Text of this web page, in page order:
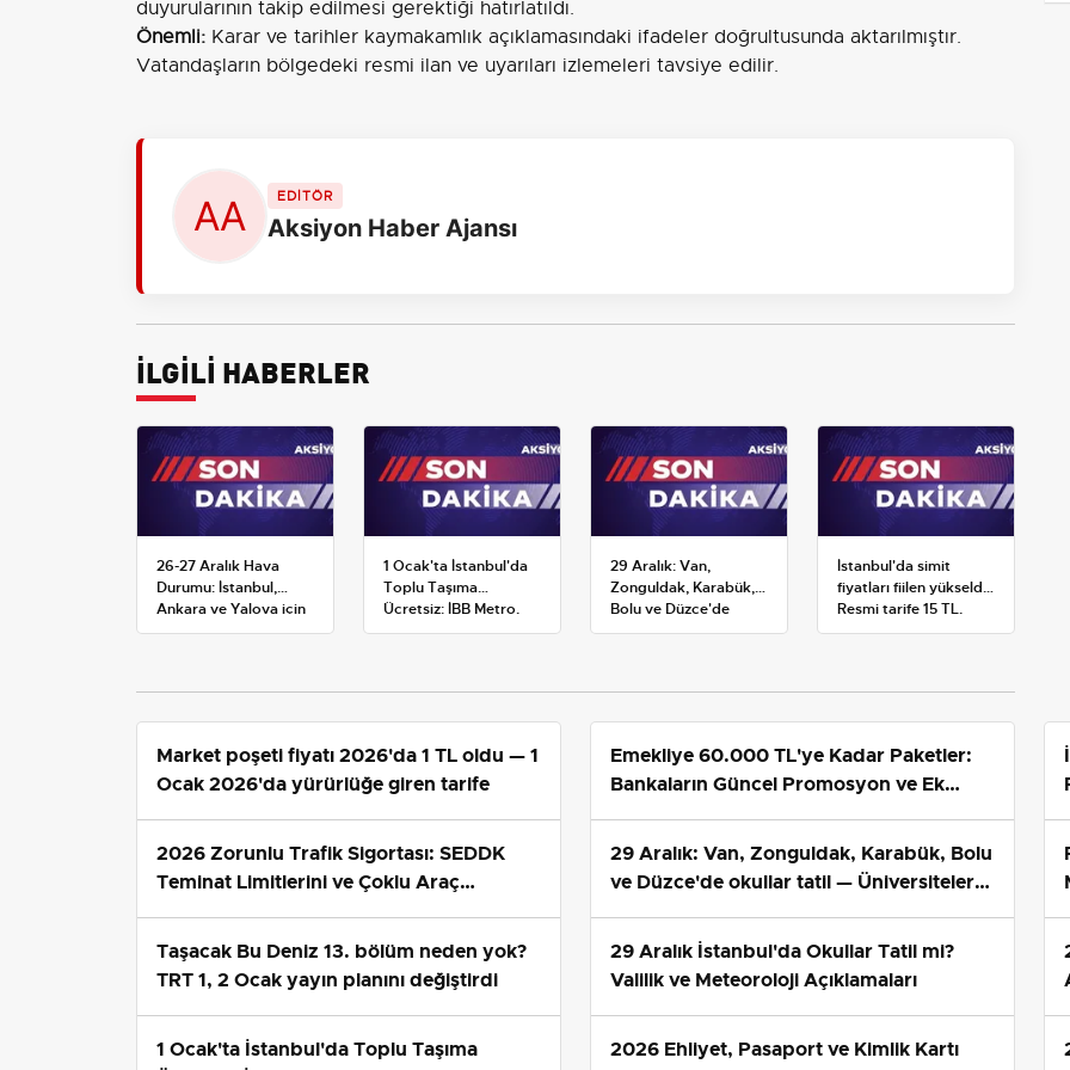
duyurularının takip edilmesi gerektiği hatırlatıldı.
Önemli: Karar ve tarihler kaymakamlık açıklamasındaki ifadeler doğrultusunda aktarılmıştır.
Vatandaşların bölgedeki resmi ilan ve uyarıları izlemeleri tavsiye edilir.
EDİTÖR
Aksiyon Haber Ajansı
İLGİLİ HABERLER
26-27 Aralık Hava
Durumu: İstanbul,
Ankara ve Yalova için
Kar Tahminleri
1 Ocak'ta İstanbul'da
Toplu Taşıma
Ücretsiz: İBB Metro,
Metrobüs ve Otobüs
29 Aralık: Van,
Zonguldak, Karabük,
Bolu ve Düzce'de
okullar tatil —
İstanbul'da simit
fiyatları fiilen yükseldi:
Resmi tarife 15 TL,
satışlar 20-25 TL'ye
Market poşeti fiyatı 2026'da 1 TL oldu — 1
Ocak 2026'da yürürlüğe giren tarife
2026 Zorunlu Trafik Sigortası: SEDDK
Teminat Limitlerini ve Çoklu Araç
Taşacak Bu Deniz 13. bölüm neden yok?
TRT 1, 2 Ocak yayın planını değiştirdi
1 Ocak'ta İstanbul'da Toplu Taşıma
Emekliye 60.000 TL'ye Kadar Paketler:
Bankaların Güncel Promosyon ve Ek
29 Aralık: Van, Zonguldak, Karabük, Bolu
ve Düzce'de okullar tatil — Üniversiteler
29 Aralık İstanbul'da Okullar Tatil mi?
Valilik ve Meteoroloji Açıklamaları
2026 Ehliyet, Pasaport ve Kimlik Kartı